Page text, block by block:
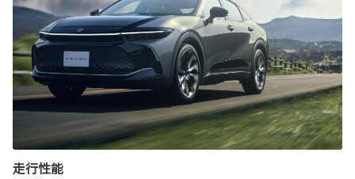
走行性能